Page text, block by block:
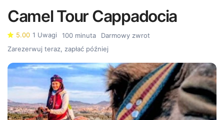
Camel Tour Cappadocia
5.00 1 Uwagi 100 minuta
Darmowy zwrot
Zarezerwuj teraz, zapłać później